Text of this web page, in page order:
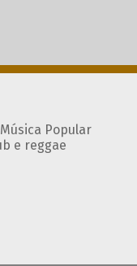
Popular
e reggae